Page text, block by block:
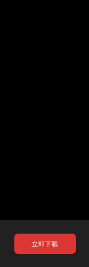
立即下載